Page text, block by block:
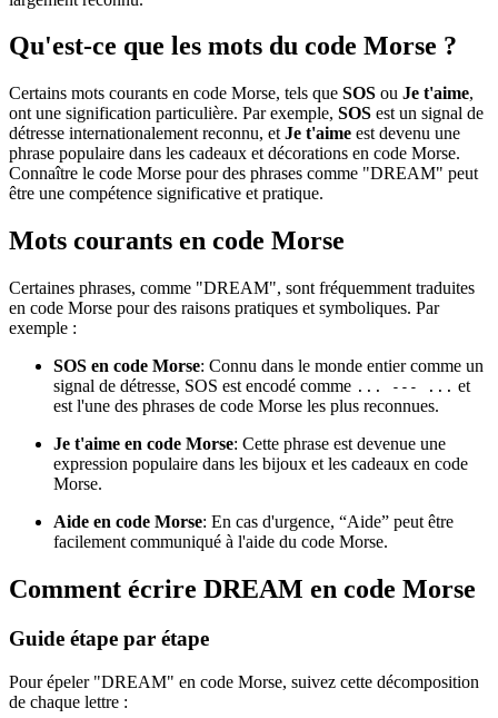
Qu'est-ce que les mots du code Morse ?
Certains mots courants en code Morse, tels que SOS ou Je t'aime,
ont une signification particulière. Par exemple, SOS est un signal de
détresse internationalement reconnu, et Je t'aime est devenu une
phrase populaire dans les cadeaux et décorations en code Morse.
Connaître le code Morse pour des phrases comme "DREAM" peut
être une compétence significative et pratique.
Mots courants en code Morse
Certaines phrases, comme "DREAM", sont fréquemment traduites
en code Morse pour des raisons pratiques et symboliques. Par
exemple :
SOS en code Morse: Connu dans le monde entier comme un
signal de détresse, SOS est encodé comme ... --- ... et
est l'une des phrases de code Morse les plus reconnues.
Je t'aime en code Morse: Cette phrase est devenue une
expression populaire dans les bijoux et les cadeaux en code
Morse.
Aide en code Morse: En cas d'urgence, “Aide” peut être
facilement communiqué à l'aide du code Morse.
Comment écrire DREAM en code Morse
Guide étape par étape
Pour épeler "DREAM" en code Morse, suivez cette décomposition
de chaque lettre :